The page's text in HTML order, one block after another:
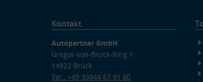
Kontakt
Autopartner GmbH
Gregor-von-Brück-Ring 1
14822 Brück
Tel.: +49 33844 67 91 80